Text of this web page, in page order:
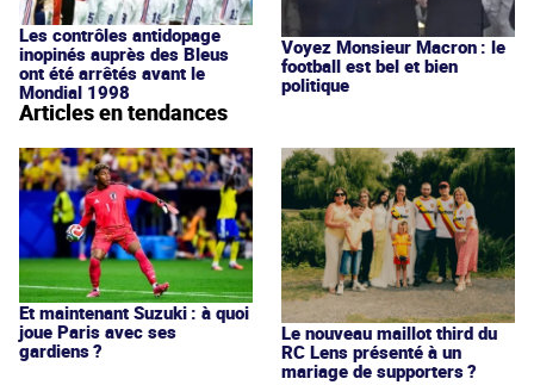
Les contrôles antidopage
inopinés auprès des Bleus
ont été arrêtés avant le
Mondial 1998
Voyez Monsieur Macron : le
football est bel et bien
politique
Articles en tendances
Et maintenant Suzuki : à quoi
joue Paris avec ses
gardiens ?
Le nouveau maillot third du
RC Lens présenté à un
mariage de supporters ?